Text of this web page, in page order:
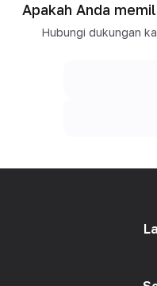
Apakah Anda
Hubungi dukungan